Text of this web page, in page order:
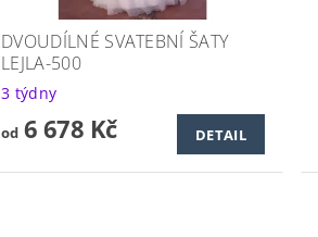
DVOUDÍLNÉ SVATEBNÍ ŠATY
LEJLA-500
3 týdny
od6 678 Kč DETAIL